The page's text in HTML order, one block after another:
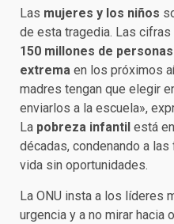
Las mujeres y los niños
de esta tragedia. Las
150 millones de personas
extrema en los próximos
madres tengan que elegir
enviarlos a la escuela»,
La pobreza infantil está
décadas, condenando a
vida sin oportunidades.
La ONU insta a los líderes
urgencia y a no mirar hacia